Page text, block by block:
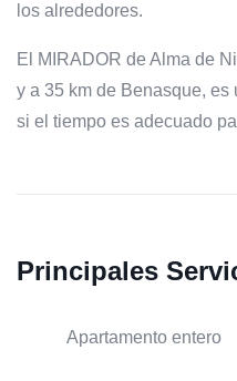
los alrededores.
El MIRADOR de Alma de
y a 35 km de Benasque,
si el tiempo es adecuado
Principales
Apartamento entero